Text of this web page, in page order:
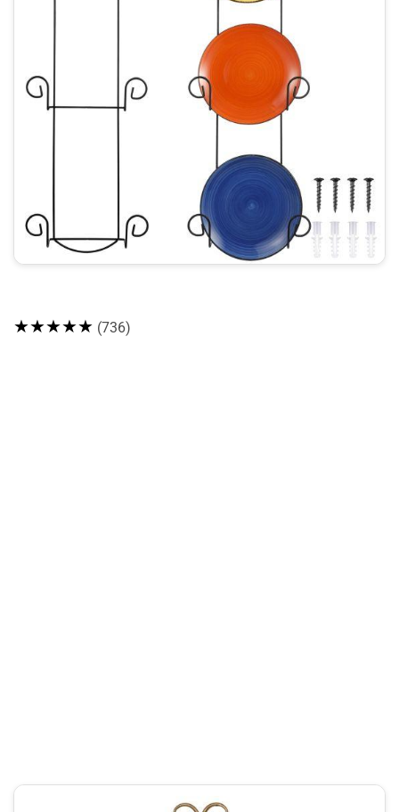
★★★★★ (736)